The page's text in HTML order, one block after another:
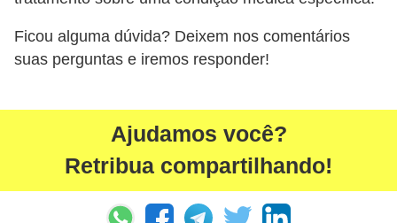
Ficou alguma dúvida? Deixem nos comentários
suas perguntas e iremos responder!
Ajudamos você?
Retribua compartilhando!